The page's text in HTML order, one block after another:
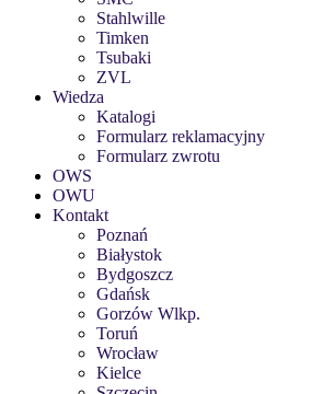
Stahlwille
Timken
Tsubaki
ZVL
Wiedza
Katalogi
Formularz reklamacyjny
Formularz zwrotu
OWS
OWU
Kontakt
Poznań
Białystok
Bydgoszcz
Gdańsk
Gorzów Wlkp.
Toruń
Wrocław
Kielce